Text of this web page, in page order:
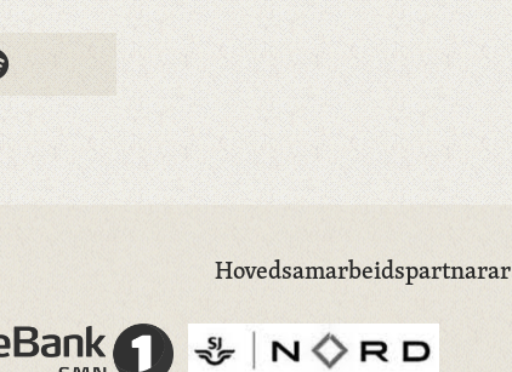
Hovedsamarbeidspartnarar